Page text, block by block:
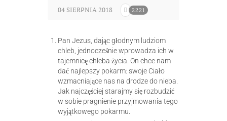
04 SIERPNIA 2018 2221
Pan Jezus, dając głodnym ludziom
chleb, jednocześnie wprowadza ich w
tajemnicę chleba życia. On chce nam
dać najlepszy pokarm: swoje Ciało
wzmacniające nas na drodze do nieba.
Jak najczęściej starajmy się rozbudzić
w sobie pragnienie przyjmowania tego
wyjątkowego pokarmu.